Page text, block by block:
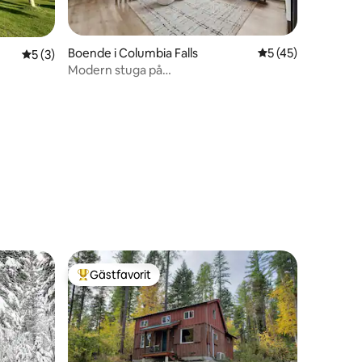
5 av 5 i genomsnittligt betyg, 3 omdömen
5 (3)
Boende i Columbia Falls 5 av 5 i
5 (45)
Modern stuga på
Populär gästfavorit
Gästfavorit